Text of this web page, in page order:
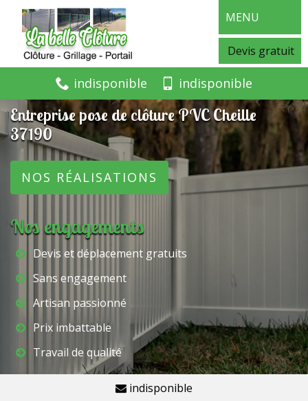
MENU
Devis gratuit
indisponible indisponible
Entreprise pose de clôture PVC Cheille
37190
NOS RÉALISATIONS
Nos engagements
Devis et déplacement gratuits
Sans engagement
Artisan passionné
Prix imbattable
Travail de qualité
indisponible